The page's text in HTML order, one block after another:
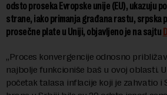
odsto proseka Evropske unije (EU), ukazuju
strane, iako primanja građana rastu, srpska
prosečne plate u Uniji, objavljeno je na sajtu
„Proces konvergencije odnosno
najbolje funkcioniše baš u ovoj oblasti.
početak talasa inflacije koji je zahvatio i